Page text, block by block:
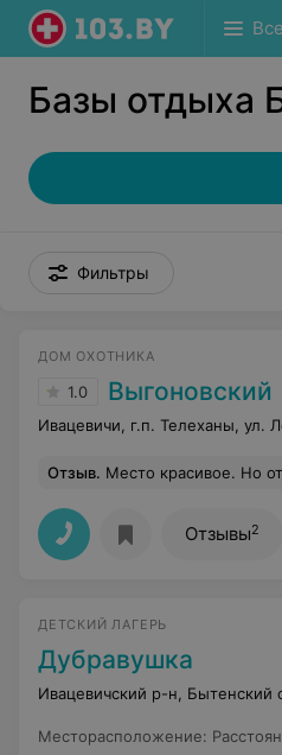
Базы отдыха
Фильтры
ДОМ ОХОТНИКА
1.0 Выгоновский
Ивацевичи, г.п. Телеханы, ул.
Отзыв. Место красивое. Но отдыхающие должны быть готовы к тому, что
Отзывы2
ДЕТСКИЙ ЛАГЕРЬ
Дубравушка
Ивацевичский р-н, Бытенский
Месторасположение: